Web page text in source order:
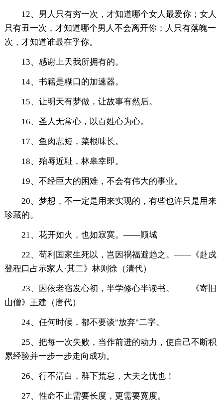
12、男人只有穷一次，才知道哪个女人最爱你；女人
只有丑一次，才知道哪个男人不会离开你；人只有落魄一
次，才知道谁最在乎你。
13、感谢上天我所拥有的。
14、书籍是糊口的加速器。
15、让明天有梦做，让故事有然后。
16、圣人无常心，以百姓心为心。
17、鱼肉志短，菜根味长。
18、殆辱近耻，林皋幸即。
19、不经巨大的困难，不会有伟大的事业。
20、梦想，不一定是用来实现的，有些也许只是用来
珍藏的。
21、花开如火，也如寂寞。——顾城
22、苟利国家生死以，岂因祸福避趋之。——《赴戍
登程口占示家人·其二》林则徐（清代）
23、因依老宿发心初，半学修心半读书。——《寄旧
山僧》王建（唐代）
24、任何时候，都不要谈"放弃"二字。
25、把每一次失败，当作前进的动力，使自己不断积
累经验并一步一步走向成功。
26、行不清白，群下荒怠，大夫之忧也！
27、性命不止需要长度，更需要宽度。